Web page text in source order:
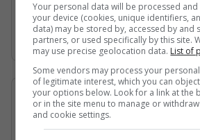
Gjirin Persik dhe nuk janë në
në det të hapur për shkak të
iraniane. /Telegrafi/
07/05/2026 • 16:19
Në çfarë kushtesh
Your personal data will be processed
your device (cookies, unique identifiers,
data) may be stored by, accessed by and
partners, or used specifically by this site.
may use precise geolocation data. List of
Some vendors may process your
of legitimate interest, which you can
your options below. Look for a link at the
or in the site menu to manage or
and cookie settings.